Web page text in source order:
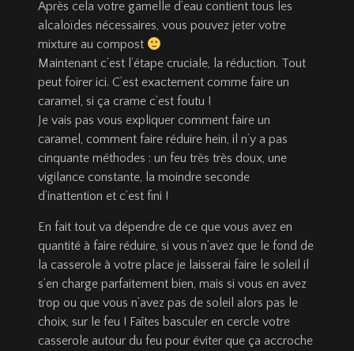
Après cela votre gamelle d’eau contient tous les
alcaloïdes nécessaires, vous pouvez jeter votre
mixture au compost
Maintenant c’est l’étape cruciale, la réduction. Tout
peut foirer ici. C’est exactement comme faire un
caramel, si ça crame c’est foutu !
Je vais pas vous expliquer comment faire un
caramel, comment faire réduire hein, il n’y a pas
cinquante méthodes : un feu très très doux, une
vigilance constante, la moindre seconde
d’inattention et c’est fini !
En fait tout va dépendre de ce que vous avez en
quantité à faire réduire, si vous n’avez que le fond de
la casserole à votre place je laisserai faire le soleil il
s’en charge parfaitement bien, mais si vous en avez
trop ou que vous n’avez pas de soleil alors pas le
choix, sur le feu ! Faîtes basculer en cercle votre
casserole autour du feu pour éviter que ça accroche